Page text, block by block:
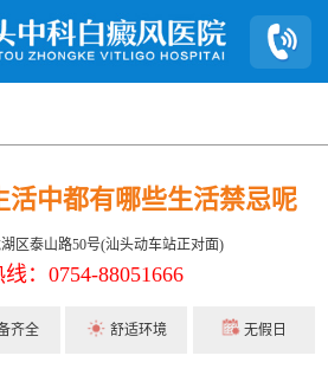
活中都有哪些生活禁忌呢
区泰山路50号(汕头动车站正对面)
：0754-88051666
齐全 舒适环境 无假日